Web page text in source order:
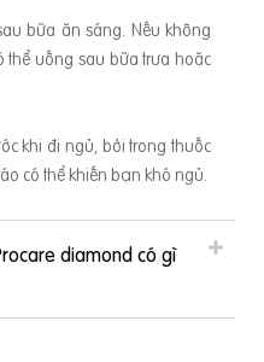
bữa ăn sáng. Nếu không
thể uống sau bữa trưa hoặc
khi đi ngủ, bởi trong thuốc
có thể khiến bạn khó ngủ.
diamond có gì